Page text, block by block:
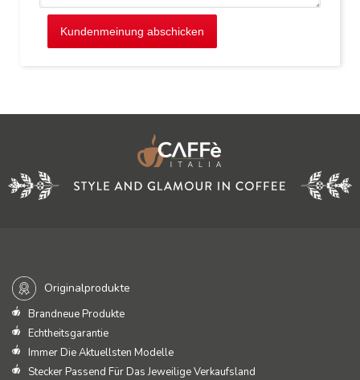
Kundenmeinung abschicken
Originalprodukte
Brandneue Produkte
Echtheitsgarantie
Immer Die Aktuellsten Modelle
Stecker Passend Für Das Jeweilige Verkaufsland